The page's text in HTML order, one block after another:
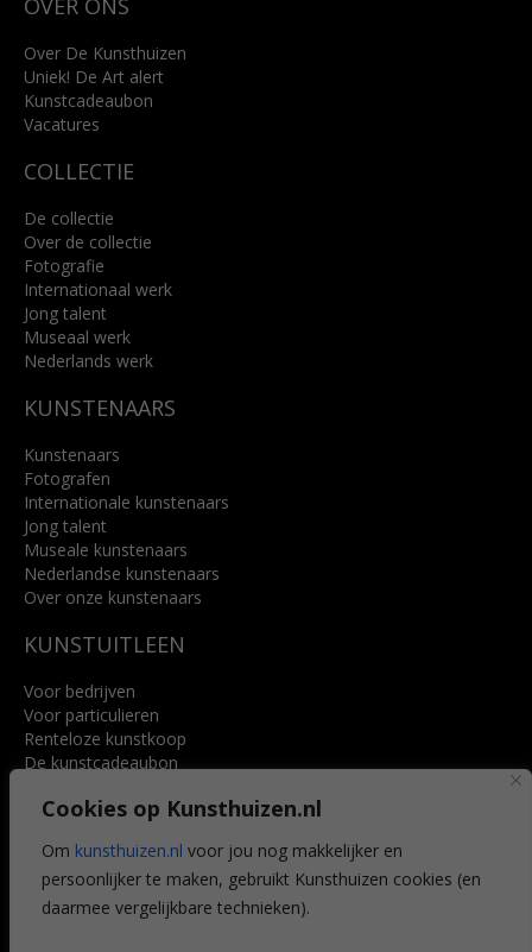
Cookies op Kunsthuizen.nl
Om kunsthuizen.nl voor jou nog makkelijker en
persoonlijker te maken, gebruikt Kunsthuizen cookies (en
daarmee vergelijkbare technieken).
4818 SB Breda
info@kunsthuisbreda.nl
Lees meer
OVER ONS
Over De Kunsthuizen
Uniek! De Art alert
Kunstcadeaubon
Vacatures
COLLECTIE
De collectie
Over de collectie
Fotografie
Internationaal werk
Jong talent
Museaal werk
Nederlands werk
KUNSTENAARS
Kunstenaars
Fotografen
Internationale kunstenaars
Jong talent
Museale kunstenaars
Nederlandse kunstenaars
Over onze kunstenaars
KUNSTUITLEEN
Voor bedrijven
Voor particulieren
Renteloze kunstkoop
De kunstcadeaubon
Voordelen
Veelgestelde vragen
CONTACT